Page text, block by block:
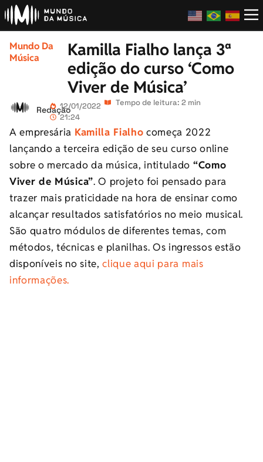
Mundo Da
Música
Kamilla Fialho lança 3ª
edição do curso ‘Como
Viver de Música’
Redação12/01/2022
21:24
Tempo de leitura: 2 min
A empresária Kamilla Fialho começa 2022
lançando a terceira edição de seu curso online
sobre o mercado da música, intitulado “Como
Viver de Música”. O projeto foi pensado para
trazer mais praticidade na hora de ensinar como
alcançar resultados satisfatórios no meio musical.
São quatro módulos de diferentes temas, com
métodos, técnicas e planilhas. Os ingressos estão
disponíveis no site,clique aqui para mais
informações.